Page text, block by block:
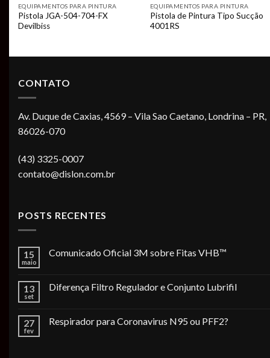
EQUIPAMENTOS PARA PINTURA
Pistola JGA-504-704-FX
Devilbiss
EQUIPAMENTOS PARA PINTURA
Pistola de Pintura Tipo Sucção
4001RS
CONTATO
Av. Duque de Caxias, 4569 – Vila Sao Caetano, Londrina – PR,
86026-070
(43) 3325-0007
contato@dislon.com.br
POSTS RECENTES
15
maio
Comunicado Oficial 3M sobre Fitas VHB™
13
set
Diferença Filtro Regulador e Conjunto Lubrifil
27
fev
Respirador para Coronavirus N95 ou PFF2?